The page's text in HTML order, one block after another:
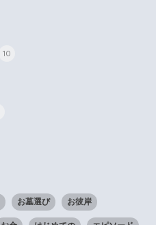
10
お墓選び お彼岸